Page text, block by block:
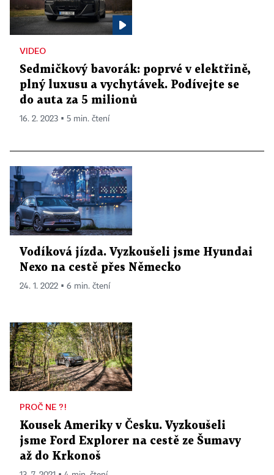
VIDEO
Sedmičkový bavorák: poprvé v elektřině,
plný luxusu a vychytávek. Podívejte se
do auta za 5 milionů
16. 2. 2023 ▪ 5 min. čtení
Vodíková jízda. Vyzkoušeli jsme Hyundai
Nexo na cestě přes Německo
24. 1. 2022 ▪ 6 min. čtení
PROČ NE ?!
Kousek Ameriky v Česku. Vyzkoušeli
jsme Ford Explorer na cestě ze Šumavy
až do Krkonoš